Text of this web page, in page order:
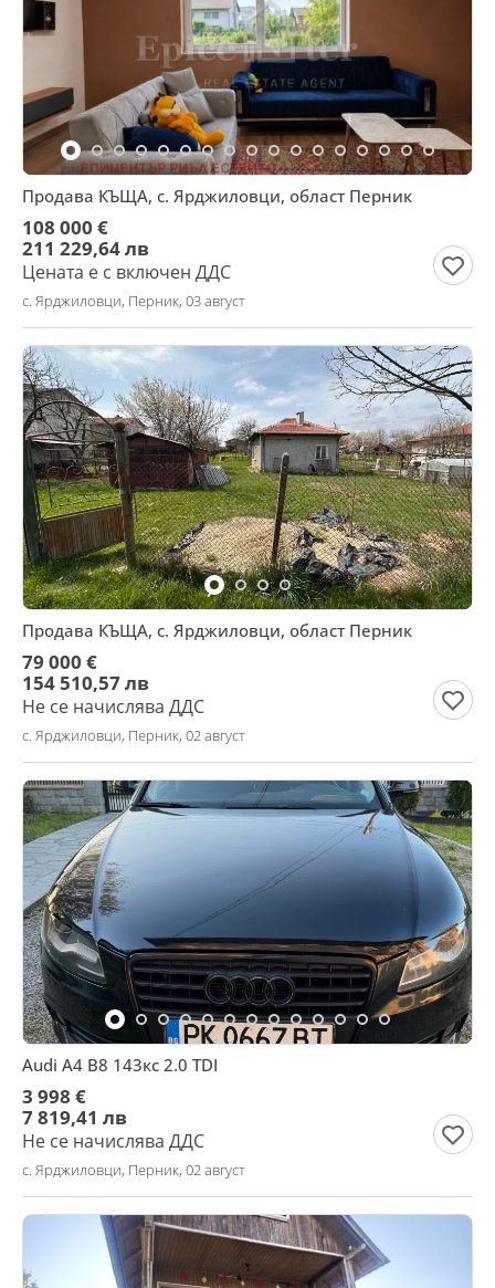
Продава КЪЩА, с. Ярджиловци, област Перник
108 000 €
211 229,64 лв
Цената е с включен ДДС
с. Ярджиловци, Перник, 03 август
Продава КЪЩА, с. Ярджиловци, област Перник
79 000 €
154 510,57 лв
Не се начислява ДДС
с. Ярджиловци, Перник, 02 август
Audi A4 B8 143кс 2.0 TDI
3 998 €
7 819,41 лв
Не се начислява ДДС
с. Ярджиловци, Перник, 02 август